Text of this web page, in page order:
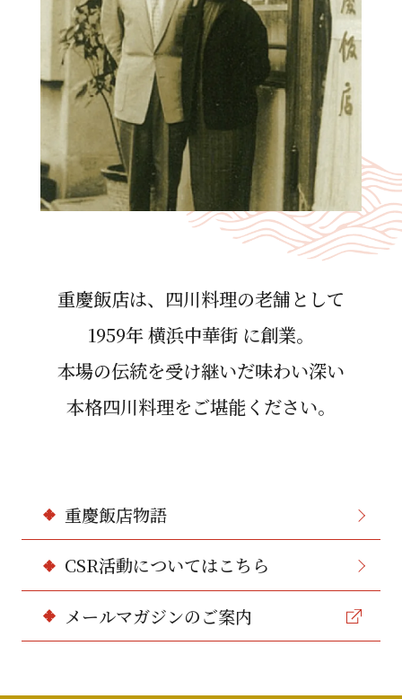
重慶飯店は、四川料理の⽼舗として
1959年 横浜中華街 に創業。
本場の伝統を受け継いだ味わい深い
本格四川料理をご堪能ください。
重慶飯店物語
CSR活動についてはこちら
メールマガジンのご案内